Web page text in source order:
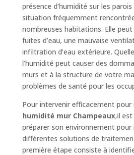
présence d’humidité sur les
situation fréquemment
nombreuses habitations. Elle
fuites d’eau, une mauvaise
infiltration d’eau extérieure.
l’humidité peut causer des
murs et à la structure de votre
problèmes de santé pour les
Pour intervenir efficacement pour
humidité mur Champeaux,il est
préparer son environnement
différentes solutions de
première étape consiste à